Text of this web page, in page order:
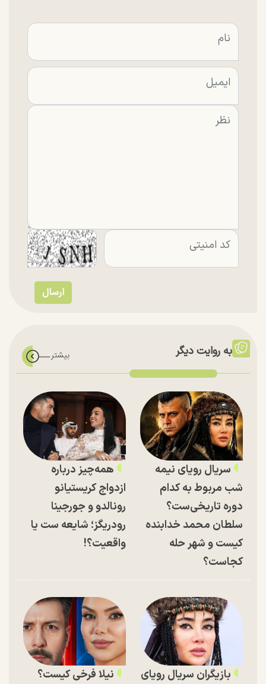
به روایت دیگر
سریال رویای نیمه
شب مربوط به کدام
دوره تاریخی‌ست؟
سلطان محمد خدابنده
کیست و شهر حله
کجاست؟
همه‌چیز درباره
ازدواج کریستیانو
رونالدو و جورجینا
رودریگز؛ شایعه ست یا
واقعیت؟!
بازیگران سریال رویای
نیلا فرخی کیست؟